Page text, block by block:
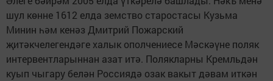
шул көнне 1612 елда земство старостасы Кузьма
Минин һәм кенәз Дмитрий Пожарский
җитәкчелегендәге халык ополчениесе Мәскәүне поляк
интервентларыннан азат итә. Полякларны Кремльдән
куып чыгару белән Россиядә озак вакыт дәвам иткән